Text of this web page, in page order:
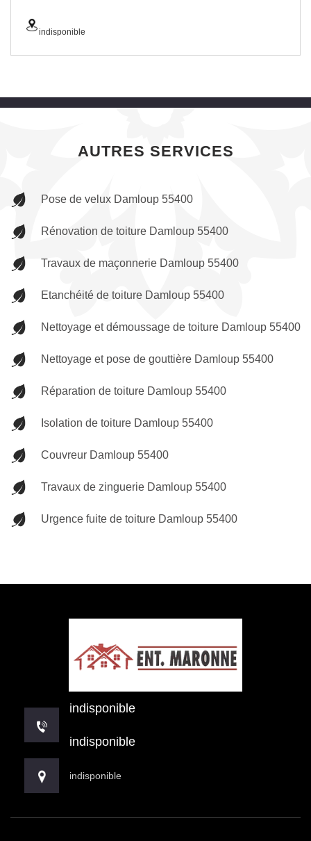
indisponible
AUTRES SERVICES
Pose de velux Damloup 55400
Rénovation de toiture Damloup 55400
Travaux de maçonnerie Damloup 55400
Etanchéité de toiture Damloup 55400
Nettoyage et démoussage de toiture Damloup 55400
Nettoyage et pose de gouttière Damloup 55400
Réparation de toiture Damloup 55400
Isolation de toiture Damloup 55400
Couvreur Damloup 55400
Travaux de zinguerie Damloup 55400
Urgence fuite de toiture Damloup 55400
indisponible
indisponible
indisponible